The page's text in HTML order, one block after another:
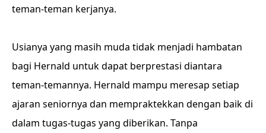
teman-teman kerjanya.
Usianya yang masih muda tidak menjadi hambatan
bagi Hernald untuk dapat berprestasi diantara
teman-temannya. Hernald mampu meresap setiap
ajaran seniornya dan mempraktekkan dengan baik di
dalam tugas-tugas yang diberikan. Tanpa